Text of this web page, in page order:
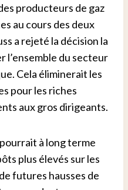
producteurs de gaz
au cours des deux
a rejeté la décision la
l’ensemble du secteur
Cela éliminerait les
pour les riches
aux gros dirigeants.
à long terme
plus élevés sur les
futures hausses de